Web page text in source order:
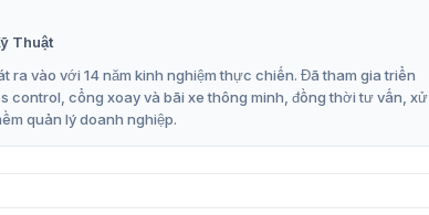
Thuật
ra vào với 14 năm kinh nghiệm thực chiến. Đã tham gia triển
control, cổng xoay và bãi xe thông minh, đồng thời tư vấn, xử
quản lý doanh nghiệp.